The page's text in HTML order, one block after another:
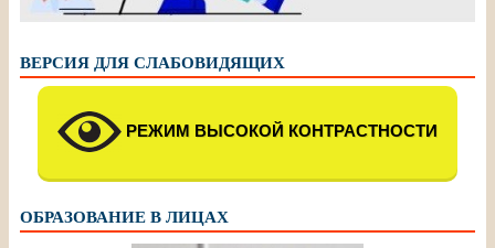
ВЕРСИЯ ДЛЯ СЛАБОВИДЯЩИХ
РЕЖИМ ВЫСОКОЙ КОНТРАСТНОСТИ
ОБРАЗОВАНИЕ В ЛИЦАХ